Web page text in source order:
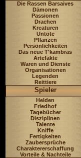
Die Rassen Barsaives
Dämonen
Passionen
Drachen
Kreaturen
Untote
Pflanzen
Persönlichkeiten
Das neue T'kambras
Artefakte
Waren und Dienste
Organisationen
Legenden
Reittiere
Spieler
Helden
Friedhof
Tagebücher
Disziplinen
Talente
Kniffe
Fertigkeiten
Zaubersprüche
Charaktererschaffung
Vorteile & Nachteile